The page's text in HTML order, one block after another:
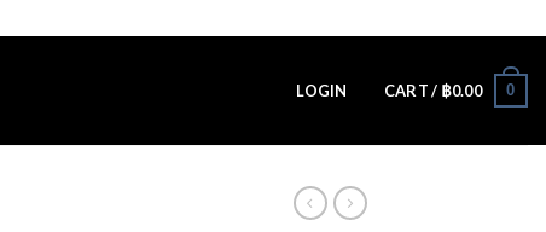
LOGIN CART / ฿0.00 0